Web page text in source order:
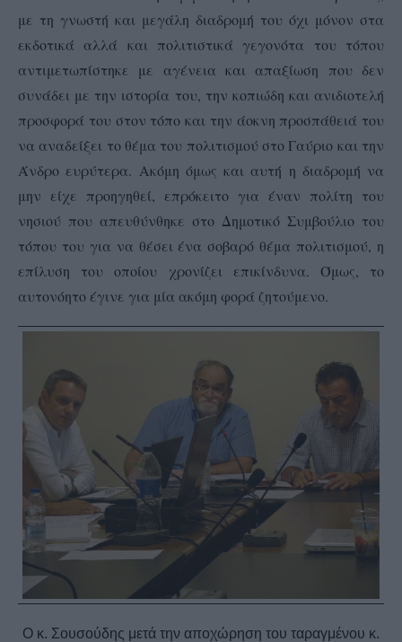
με τη γνωστή και μεγάλη διαδρομή του όχι μόνον στα
εκδοτικά αλλά και πολιτιστικά γεγονότα του τόπου
αντιμετωπίστηκε με αγένεια και απαξίωση που δεν
συνάδει με την ιστορία του, την κοπιώδη και ανιδιοτελή
προσφορά του στον τόπο και την άοκνη προσπάθειά του
να αναδείξει το θέμα του πολιτισμού στο Γαύριο και την
Άνδρο ευρύτερα. Ακόμη όμως και αυτή η διαδρομή να
μην είχε προηγηθεί, επρόκειτο για έναν πολίτη του
νησιού που απευθύνθηκε στο Δημοτικό Συμβούλιο του
τόπου του για να θέσει ένα σοβαρό θέμα πολιτισμού, η
επίλυση του οποίου χρονίζει επικίνδυνα. Όμως, το
αυτονόητο έγινε για μία ακόμη φορά ζητούμενο.
Ο κ. Σουσούδης μετά την αποχώρηση του ταραγμένου κ.